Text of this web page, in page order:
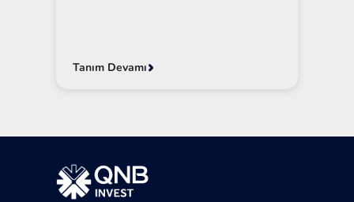
Tanım Devamı